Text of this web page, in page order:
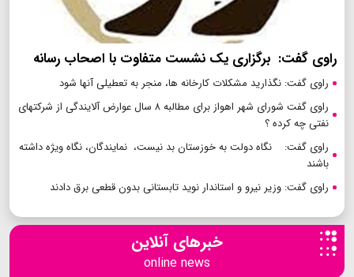
راوی گفت: برگزاری یک نشست متفاوت با اصحاب رسانه
راوی گفت: نگذارید مشکلات کارخانه ها، منجر به تعطیلی آنها شود
راوی گفت شورای شهر اهواز برای مطالبه ۸ سال عوارض آلایندگی از شرکتهای
نفتی چه کرده ؟
راوی گفت: نگاه دولت به خوزستان بد نیست، نمایندگان، نگاه ویژه داشته
باشند
راوی گفت: وزیر نیرو و استاندار نوید تابستانی بدون قطعی برق دادند
خبرهای آنلاین
online news